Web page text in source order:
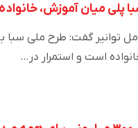
پلی میان آموزش،
توانیر گفت: طرح ملی
است و استمرار در…